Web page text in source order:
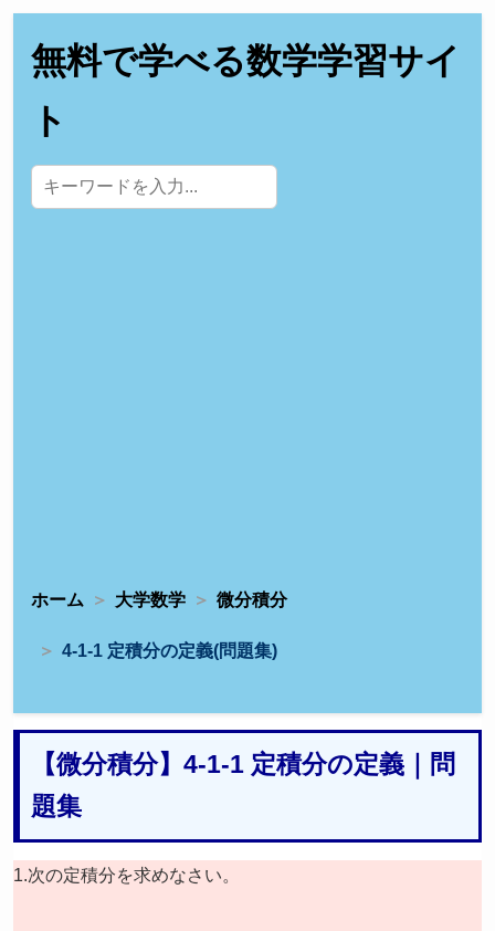
無料で学べる数学学習サイ
ト
サイト内検索
ホーム 大学数学 微分積分
4-1-1 定積分の定義(問題集)
【微分積分】4-1-1 定積分の定義｜問
題集
1.次の定積分を求めなさい。